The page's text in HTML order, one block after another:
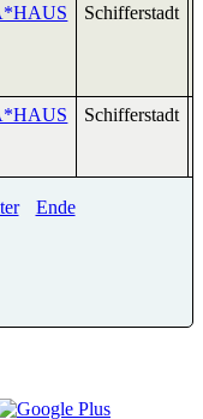
Schifferstadt
Schifferstadt
Ende